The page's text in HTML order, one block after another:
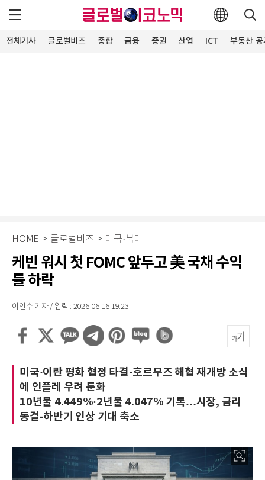
전체기사 글로벌비즈 종합 금융 증권 산업 ICT 부동산·
HOME > 글로벌비즈 > 미국·북미
케빈 워시 첫 FOMC 앞두고 美 국채 수익
률 하락
이인수 기자 / 입력 : 2026-06-16 19:23
미국·이란 평화 협정 타결-호르무즈 해협 재개방 소식
에 인플레 우려 둔화
10년물 4.449%·2년물 4.047% 기록…시장, 금리
동결-하반기 인상 기대 축소